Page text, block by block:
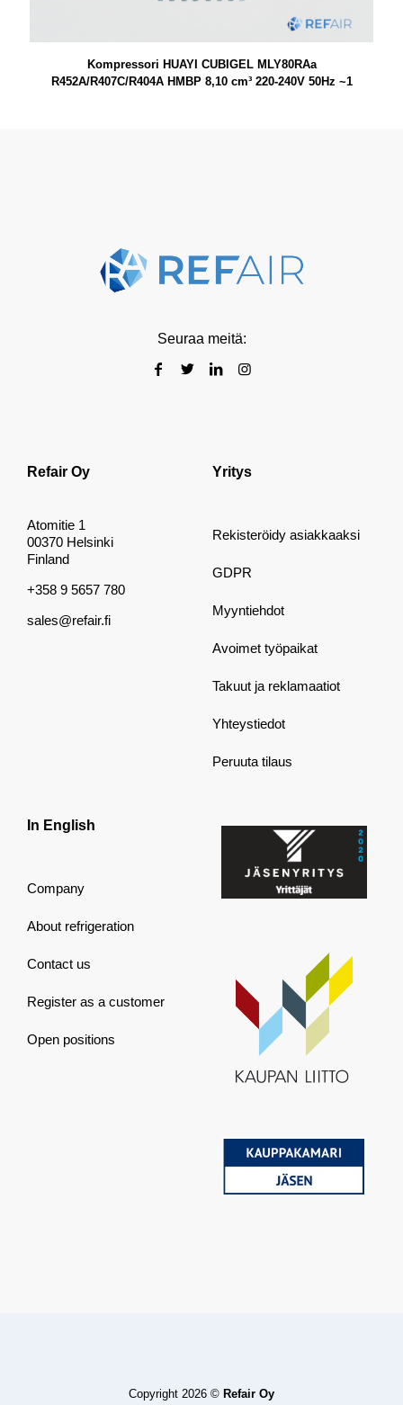
Kompressori HUAYI CUBIGEL MLY80RAa
R452A/R407C/R404A HMBP 8,10 cm³ 220-240V 50Hz ~1
Seuraa meitä:
Refair Oy
Atomitie 1
00370 Helsinki
Finland
+358 9 5657 780
sales@refair.fi
Yritys
Rekisteröidy asiakkaaksi
GDPR
Myyntiehdot
Avoimet työpaikat
Takuut ja reklamaatiot
Yhteystiedot
Peruuta tilaus
In English
Company
About refrigeration
Contact us
Register as a customer
Open positions
Copyright 2026 © Refair Oy